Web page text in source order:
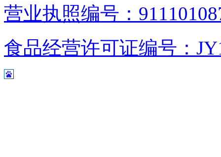
营业执照编号：
食品经营许可证编号：